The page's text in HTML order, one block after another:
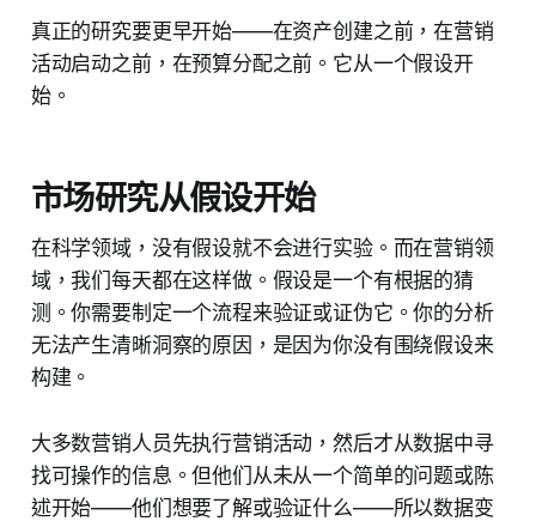
真正的研究要更早开始——在资产创建之前，在营销
活动启动之前，在预算分配之前。它从一个假设开
始。
市场研究从假设开始
在科学领域，没有假设就不会进行实验。而在营销领
域，我们每天都在这样做。假设是一个有根据的猜
测。你需要制定一个流程来验证或证伪它。你的分析
无法产生清晰洞察的原因，是因为你没有围绕假设来
构建。
大多数营销人员先执行营销活动，然后才从数据中寻
找可操作的信息。但他们从未从一个简单的问题或陈
述开始——他们想要了解或验证什么——所以数据变